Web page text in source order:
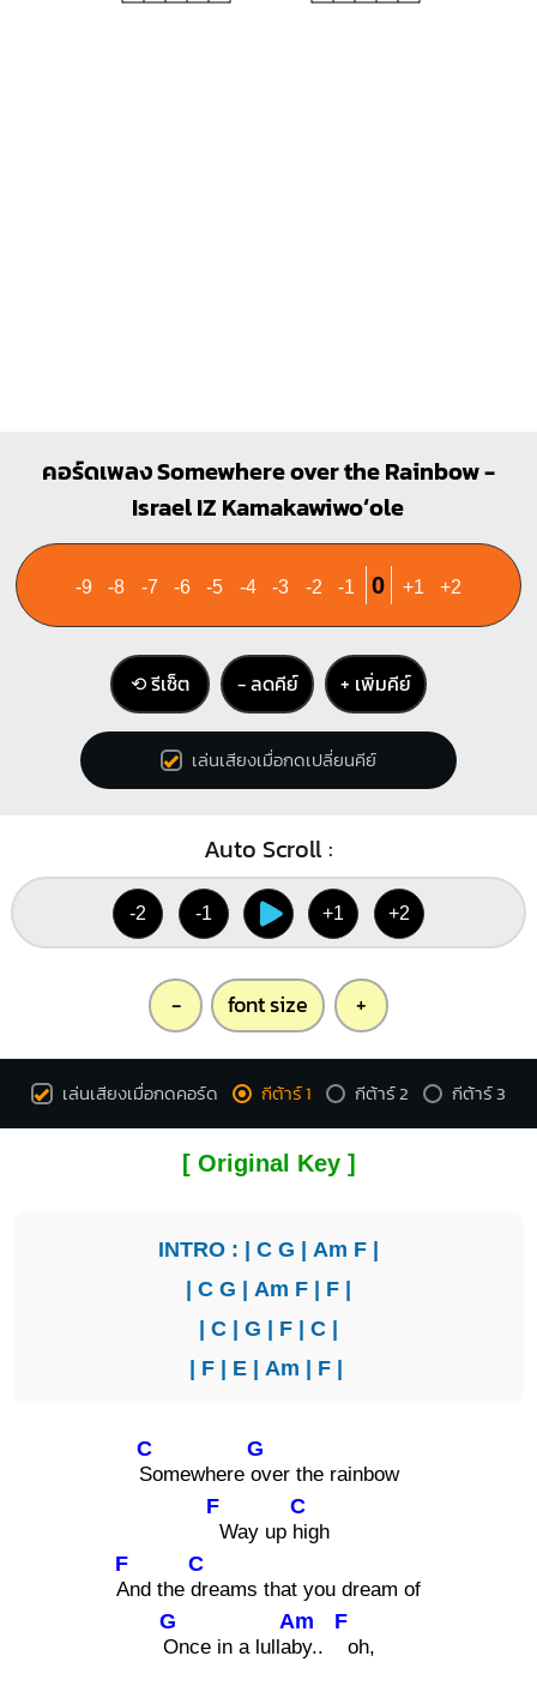
คอร์ดเพลง Somewhere over the Rainbow -
Israel IZ Kamakawiwoʻole
-9 -8 -7 -6 -5 -4 -3 -2 -1 0 +1 +2
⟲ รีเซ็ต − ลดคีย์ + เพิ่มคีย์
เล่นเสียงเมื่อกดเปลี่ยนคีย์
Auto Scroll :
-2 -1 +1 +2
- font size +
เล่นเสียงเมื่อกดคอร์ด กีต้าร์ 1 กีต้าร์ 2 กีต้าร์ 3
[ Original Key ]
INTRO : | C G | Am F |
| C G | Am F | F |
| C | G | F | C |
| F| E| Am | F|
C
Somewhere
G
over the rainbow
F
Way up
C
high
F
And the
C
dreams that you dream of
G
Once in a lulla
Am
by..
F
oh,